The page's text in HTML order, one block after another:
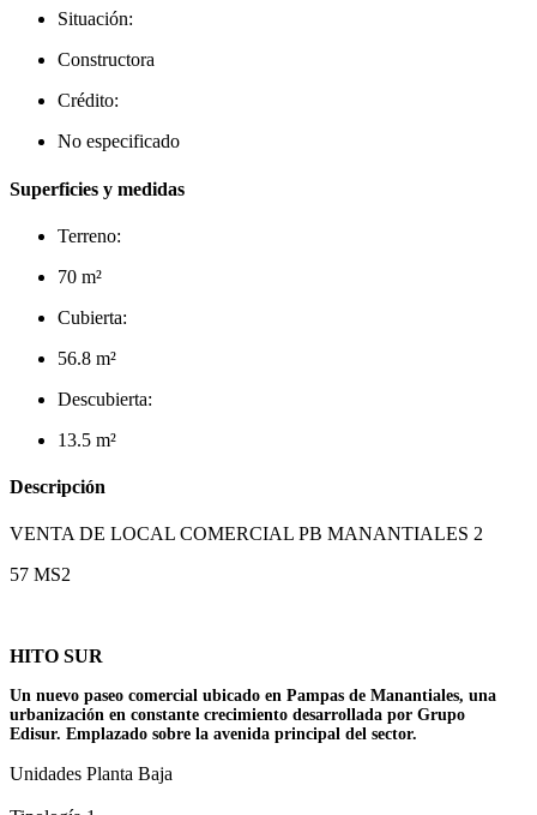
Situación:
Constructora
Crédito:
No especificado
Superficies y medidas
Terreno:
70 m²
Cubierta:
56.8 m²
Descubierta:
13.5 m²
Descripción
VENTA DE LOCAL COMERCIAL PB MANANTIALES 2
57 MS2
HITO SUR
Un nuevo paseo comercial ubicado en Pampas de Manantiales, una
urbanización en constante crecimiento desarrollada por Grupo
Edisur. Emplazado sobre la avenida principal del sector.
Unidades Planta Baja